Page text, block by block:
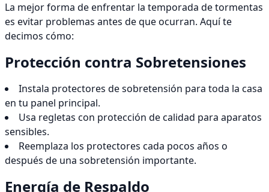
La mejor forma de enfrentar la temporada de tormentas
es evitar problemas antes de que ocurran. Aquí te
decimos cómo:
Protección contra Sobretensiones
Instala protectores de sobretensión para toda la casa
en tu panel principal.
Usa regletas con protección de calidad para aparatos
sensibles.
Reemplaza los protectores cada pocos años o
después de una sobretensión importante.
Energía de Respaldo